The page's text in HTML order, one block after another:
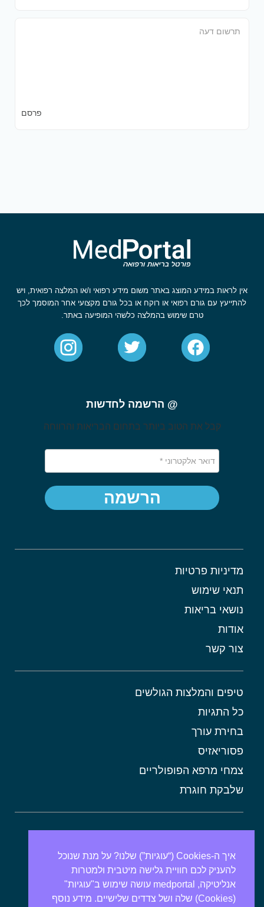
פרסם
אין לראות במידע המוצג באתר משום מידע רפואי ו/או המלצה רפואית, ויש
להתייעץ עם גורם רפואי או רוקח או בכל גורם מקצועי אחר המוסמך לכך
טרם שימוש בהמלצה כלשהי המופיעה באתר.
מדיניות פרטיות
תנאי שימוש
נושאי בריאות
אודות
צור קשר
טיפים והמלצות הגולשים
כל התגיות
בחירת עורך
פסוריאזיס
צמחי מרפא הפופולריים
שלבקת חוגרת
אורטיקריה
מתכונים בריאים
אבנים בכיס המרה
מרולה
@ הרשמה לחדשות
קבל את הטוב ביותר בתחום הבריאות והרווחה
הרשמה
איך ה-Cookies (“עוגיות”) שלנו? על מנת שנוכל
להעניק לכם חוויית גלישה מיטבית ולמטרות
אנליטיקה, medportal עושה שימוש ב"עוגיות"
(Cookies) שלה ושל צדדים שלישיים. מידע נוסף